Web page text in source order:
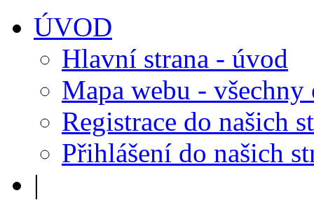
ÚVOD
Hlavní strana - úvod
Mapa webu - všechny
Registrace do našich
Přihlášení do našich
|